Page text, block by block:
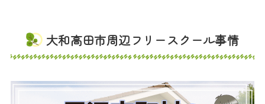
大和高田市周辺フリースクール事情